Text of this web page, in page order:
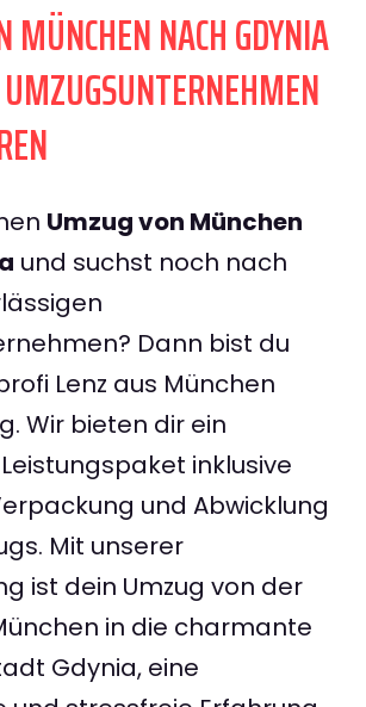
MÜNCHEN NACH GDYNIA
Umzug von München
und suchst noch nach
Dann bist du
Lenz aus München
Wir bieten dir ein
inklusive
und Abwicklung
Mit unserer
ist dein Umzug von der
in die charmante
Gdynia, eine